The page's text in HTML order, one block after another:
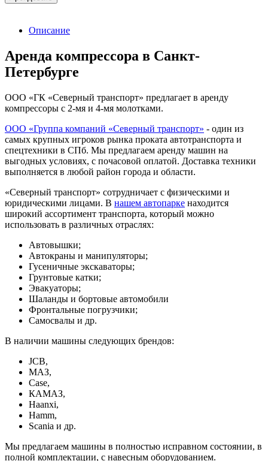
Описание
Аренда компрессора в Санкт-
Петербурге
ООО «ГК «Северный транспорт» предлагает в аренду
компрессоры с 2-мя и 4-мя молотками.
ООО «Группа компаний «Северный транспорт» - один из
самых крупных игроков рынка проката автотранспорта и
спецтехники в СПб. Мы предлагаем аренду машин на
выгодных условиях, с почасовой оплатой. Доставка техники
выполняется в любой район города и области.
«Северный транспорт» сотрудничает с физическими и
юридическими лицами. В нашем автопарке находится
широкий ассортимент транспорта, который можно
использовать в различных отраслях:
Автовышки;
Автокраны и манипуляторы;
Гусеничные экскаваторы;
Грунтовые катки;
Эвакуаторы;
Шаланды и бортовые автомобили
Фронтальные погрузчики;
Самосвалы и др.
В наличии машины следующих брендов:
JCB,
МАЗ,
Case,
КАМАЗ,
Haanxi,
Hamm,
Scania и др.
Мы предлагаем машины в полностью исправном состоянии, в
полной комплектации, с навесным оборудованием.